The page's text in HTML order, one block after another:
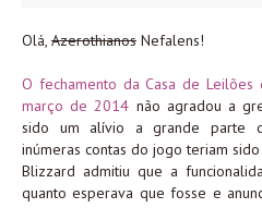
Olá, Azerothianos Nefalens!
O fechamento da Casa de
março de 2014 não agradou a
sido um alívio a grande parte
inúmeras contas do jogo teriam
Blizzard admitiu que a
quanto esperava que fosse e